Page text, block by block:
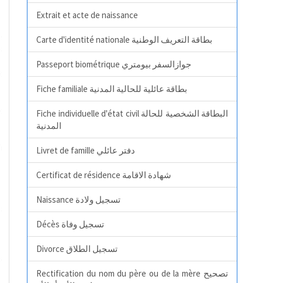
Extrait et acte de naissance
Carte d'identité nationale بطاقة التعريف الوطنية
Passeport biométrique جوازالسفر بيومتري
Fiche familiale بطاقة عائلية للحالية المدنية
Fiche individuelle d'état civil البطاقة الشخصية للحالة
المدنية
Livret de famille دفتر عائلي
Certificat de résidence شهادة الاقامة
Naissance تسجيل ولادة
Décès تسجيل وفاة
Divorce تسجيل الطلاق
Rectification du nom du père ou de la mère تصحيح